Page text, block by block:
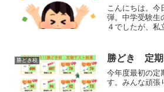
こんにちは。今
弾。中学受験生
４でしたが、私
絞ってもどこま
が好きで国語の
勝どき校 勝どき 定期
今年度最初の定
す。みんな頑張